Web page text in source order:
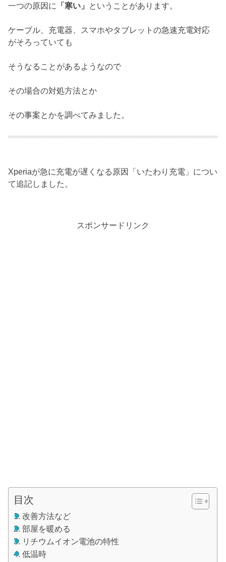
一つの原因に 「寒い」 ということがあります。
ケーブル、充電器、スマホやタブレットの急速充電対応
がそろっていても
そうなることがあるようなので
その場合の対処方法とか
その事案とかを調べてみました。
Xperiaが急に充電が遅くなる原因「いたわり充電」につい
て追記しました。
スポンサードリンク
目次
改善方法など
部屋を暖める
リチウムイオン電池の特性
低温時